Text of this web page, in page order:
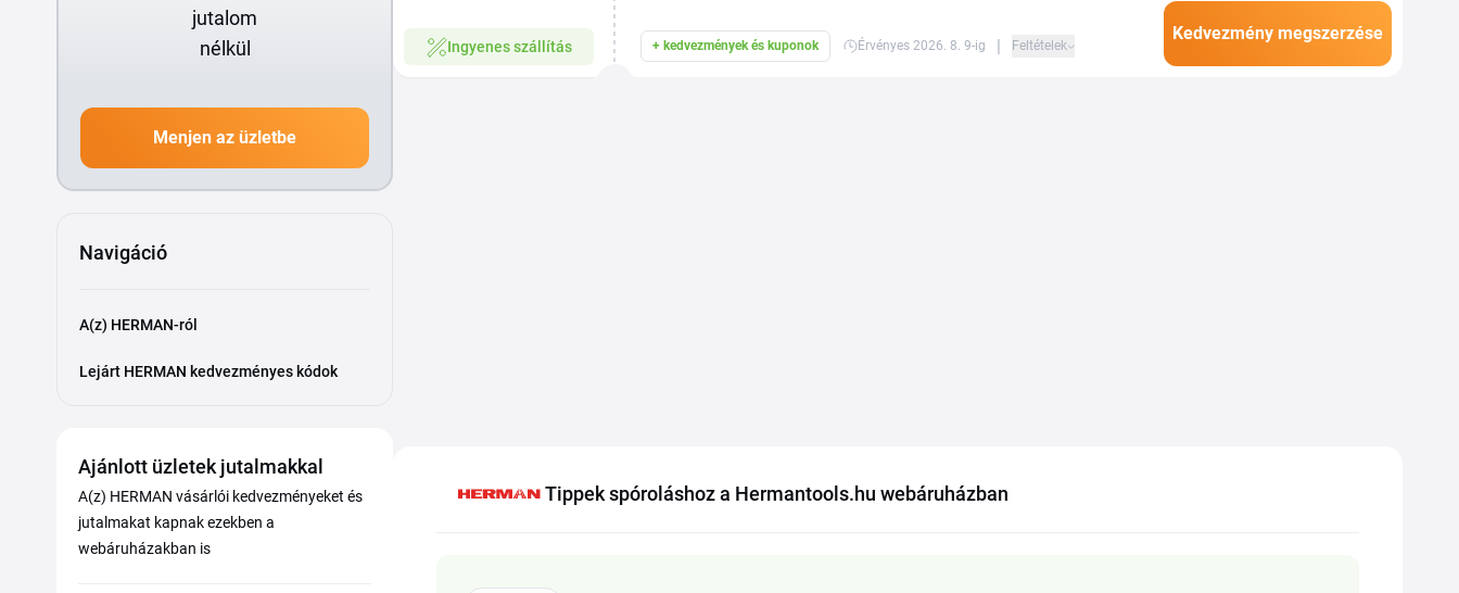
jutalom
nélkül
Menjen az üzletbe
Navigáció
A(z) HERMAN-ról
Lejárt HERMAN kedvezményes kódok
Ajánlott üzletek jutalmakkal
A(z) HERMAN vásárlói kedvezményeket és
jutalmakat kapnak ezekben a
webáruházakban is
Ingyenes szállítás + kedvezmények és kuponok Érvényes 2026. 8. 9-ig | Feltételek
Kedvezmény megszerzése
Tippek spóroláshoz a Hermantools.hu webáruházban